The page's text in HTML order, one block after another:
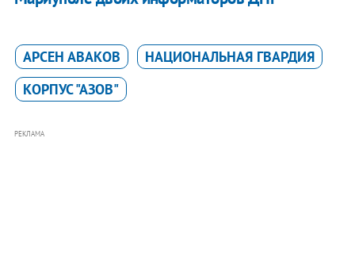
АРСЕН АВАКОВ
НАЦИОНАЛЬНАЯ ГВАРДИЯ
КОРПУС "АЗОВ"
РЕКЛАМА